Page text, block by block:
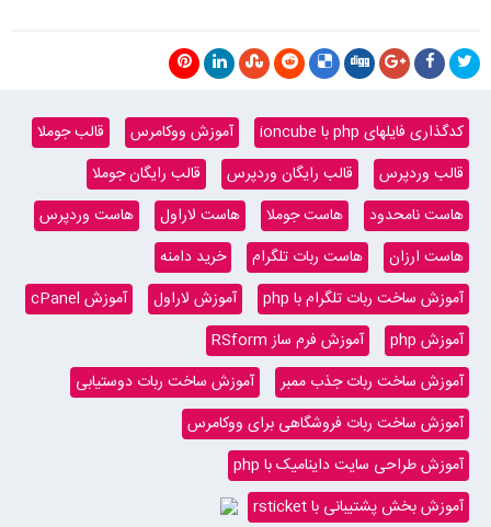
کدگذاری فایلهای php با ioncube آموزش ووکامرس
قالب جوملا
قالب وردپرس
قالب رایگان وردپرس
قالب رایگان جوملا
هاست نامحدود
هاست جوملا هاست لاراول
هاست وردپرس
هاست ارزان
هاست ربات تلگرام
خرید دامنه
آموزش ساخت ربات تلگرام با php
آموزش لاراول
آموزش cPanel
آموزش php
آموزش فرم ساز RSform
آموزش ساخت ربات جذب ممبر
آموزش ساخت ربات دوستیابی
آموزش ساخت ربات فروشگاهی برای ووکامرس
آموزش طراحی سایت داینامیک با php
آموزش بخش پشتیبانی با rsticket